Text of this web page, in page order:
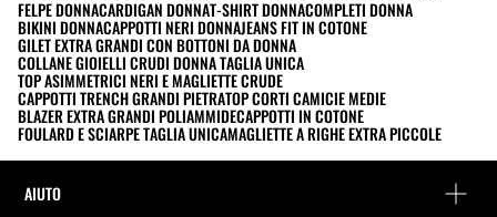
FELPE DONNACARDIGAN DONNAT-SHIRT DONNACOMPLETI DONNA
BIKINI DONNACAPPOTTI NERI DONNAJEANS FIT IN COTONE
GILET EXTRA GRANDI CON BOTTONI DA DONNA
COLLANE GIOIELLI CRUDI DONNA TAGLIA UNICA
TOP ASIMMETRICI NERI E MAGLIETTE CRUDE
CAPPOTTI TRENCH GRANDI PIETRATOP CORTI CAMICIE MEDIE
BLAZER EXTRA GRANDI POLIAMMIDECAPPOTTI IN COTONE
FOULARD E SCIARPE TAGLIA UNICAMAGLIETTE A RIGHE EXTRA PICCOLE
AIUTO